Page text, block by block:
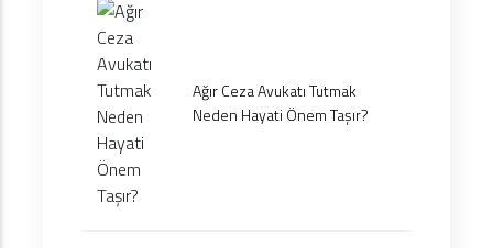
Ağır Ceza Avukatı Tutmak
Neden Hayati Önem Taşır?